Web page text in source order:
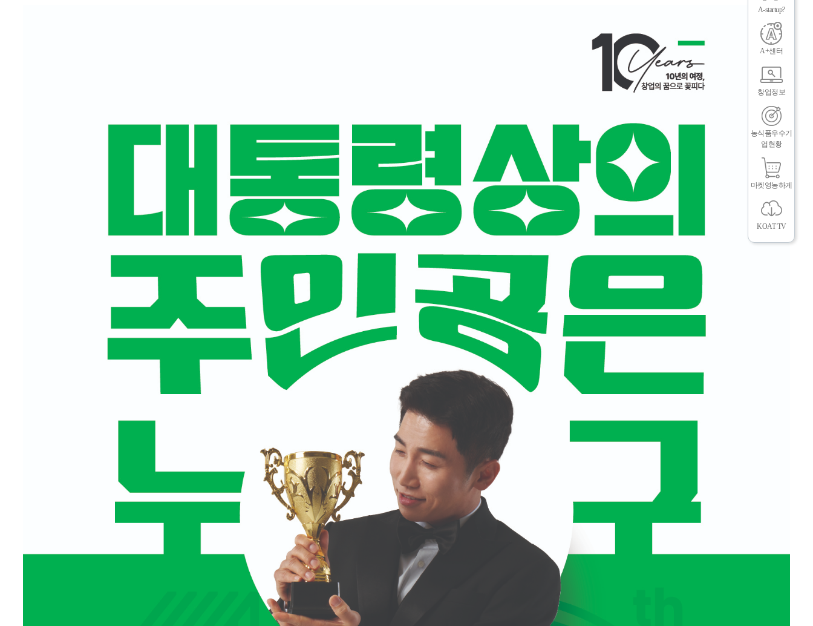
뉴
닫
기
A-startup?
A+센터
창업정보
농식품우수기
업현황
마켓영농하게
KOAT TV